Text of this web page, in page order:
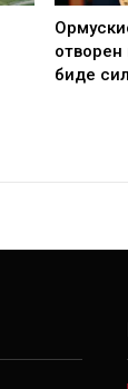
отворен
биде